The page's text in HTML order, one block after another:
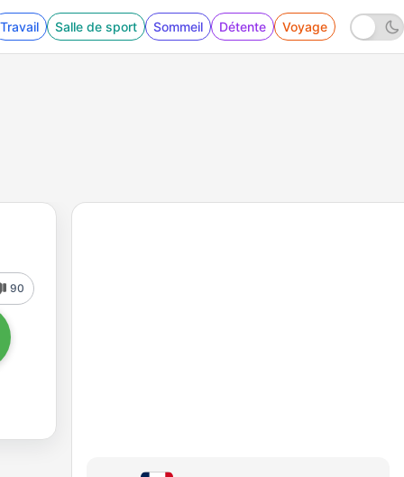
Travail Salle de sport Sommeil Détente Voyage
90